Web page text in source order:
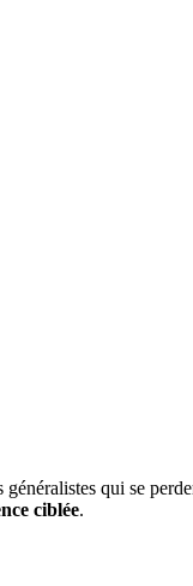
qui se
ciblée.